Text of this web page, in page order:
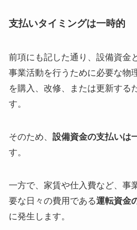
支払いタイミングは一時的
前項にも記した通り、設備資金
事業活動を行うために必要な物
を購入、改修、または更新する
す。
そのため、 設備資金の支払いは
す。
一方で、家賃や仕入費など、事
要な日々の費用である運転資金
に発生します。